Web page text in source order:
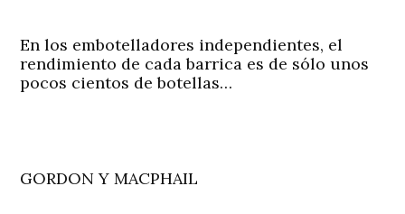
En los embotelladores independientes, el
rendimiento de cada barrica es de sólo unos
pocos cientos de botellas…
GORDON Y MACPHAIL